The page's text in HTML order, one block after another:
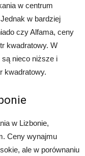
w centrum
w bardziej
czy Alfama, ceny
kwadratowy. W
nieco niższe i
kwadratowy.
w Lizbonie,
Ceny wynajmu
ale w porównaniu